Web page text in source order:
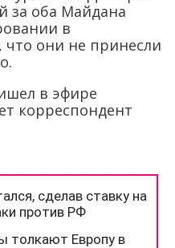
за оба Майдана
в
они не принесли
в эфире
корреспондент